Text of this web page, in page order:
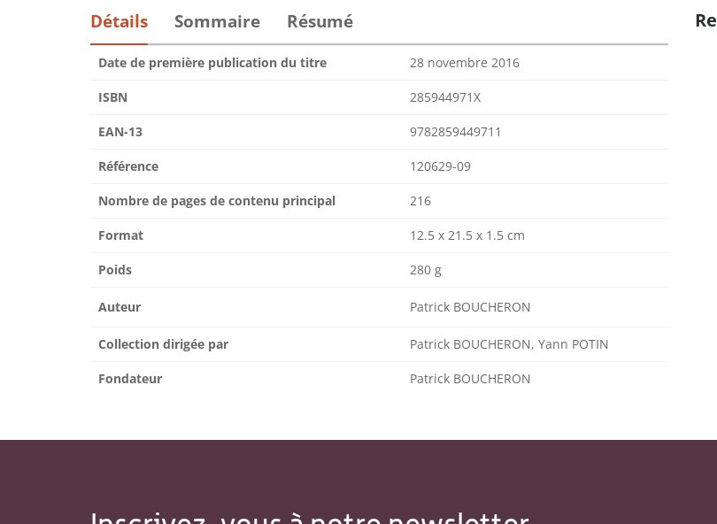
Détails Sommaire Résumé
Date de première publication du titre 28 novembre 2016
ISBN 285944971X
EAN-13 9782859449711
Référence 120629-09
Nombre de pages de contenu principal 216
Format 12.5 x 21.5 x 1.5 cm
Poids 280 g
Auteur Patrick BOUCHERON
Collection dirigée par Patrick BOUCHERON, Yann POTIN
Fondateur Patrick BOUCHERON